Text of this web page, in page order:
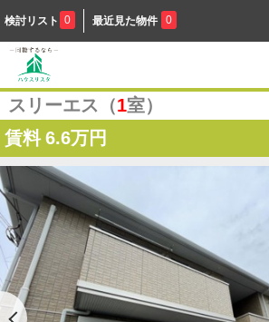
検討リスト 0 最近見た物件 0
スリーエス（1室）
賃料 6.6万円